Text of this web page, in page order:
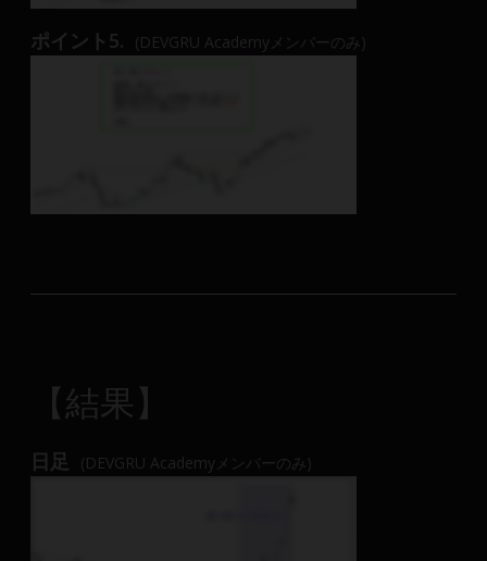
ポイント5. (DEVGRU Academyメンバーのみ)
【結果】
日足 (DEVGRU Academyメンバーのみ)